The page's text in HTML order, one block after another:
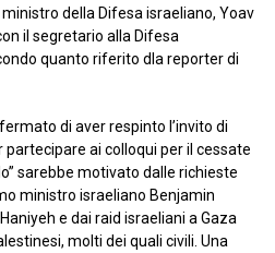
della Difesa israeliano, Yoav
il segretario alla Difesa
quanto riferito dla reporter di
di aver respinto l’invito di
ai colloqui per il cessate
sarebbe motivato dalle richieste
ministro israeliano Benjamin
e dai raid israeliani a Gaza
molti dei quali civili. Una